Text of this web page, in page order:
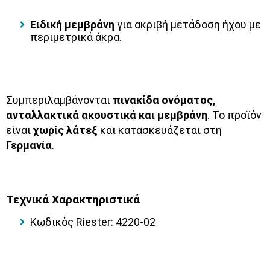
Ειδική μεμβράνη για ακριβή μετάδοση ήχου με
περιμετρικά άκρα.
Συμπεριλαμβάνονται πινακίδα ονόματος,
ανταλλακτικά ακουστικά και μεμβράνη. Το προϊόν
είναιχωρίς λάτεξ και κατασκευάζεται στη
Γερμανία.
Τεχνικά Χαρακτηριστικά
Κωδικός Riester: 4220-02